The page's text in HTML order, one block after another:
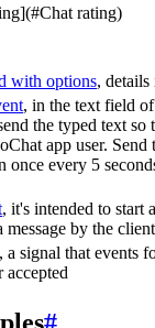
rating)
with options, details
, in the text field of
the typed text so
app user. Send
once every 5
, it's intended to start
message by the client
, a signal that events
accepted